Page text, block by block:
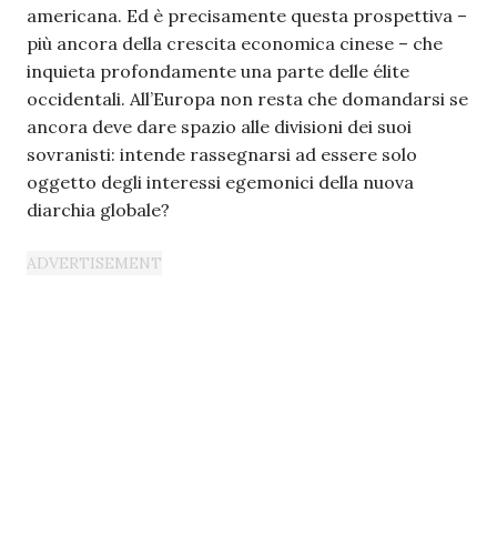
americana. Ed è precisamente questa prospettiva –
più ancora della crescita economica cinese – che
inquieta profondamente una parte delle élite
occidentali. All’Europa non resta che domandarsi se
ancora deve dare spazio alle divisioni dei suoi
sovranisti: intende rassegnarsi ad essere solo
oggetto degli interessi egemonici della nuova
diarchia globale?